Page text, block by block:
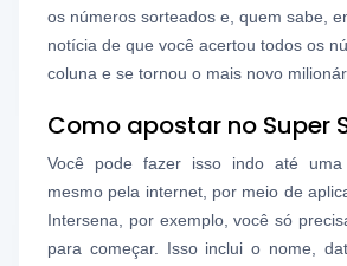
os números sorteados e, quem sabe,
notícia de que você acertou todos os
coluna e se tornou o mais novo
Como apostar no Super
Você pode fazer isso indo até
mesmo pela internet, por meio de
Intersena, por exemplo, você só
para começar. Isso inclui o nome,